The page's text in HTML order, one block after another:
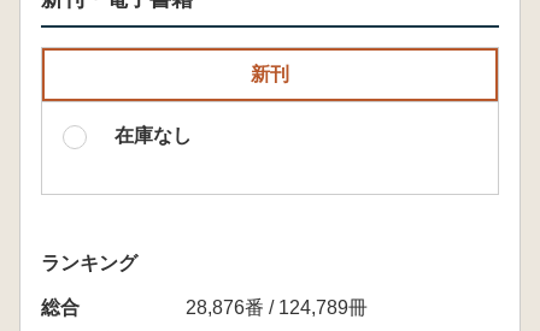
新刊
在庫なし
ランキング
総合
28,876番 / 124,789冊